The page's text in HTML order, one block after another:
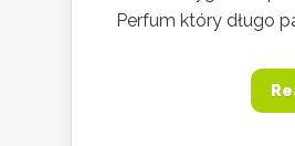
Perfum który długo